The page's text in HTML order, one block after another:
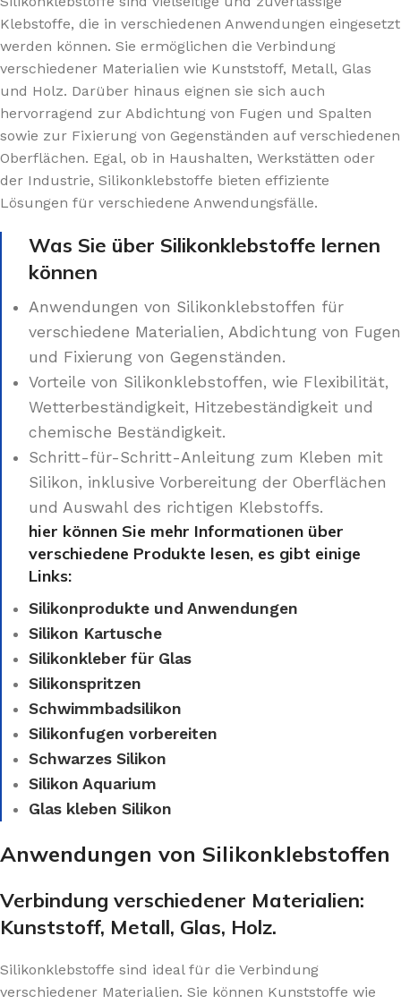
Klebstoffe, die in verschiedenen Anwendungen eingesetzt
werden können. Sie ermöglichen die Verbindung
verschiedener Materialien wie Kunststoff, Metall, Glas
und Holz. Darüber hinaus eignen sie sich auch
hervorragend zur Abdichtung von Fugen und Spalten
sowie zur Fixierung von Gegenständen auf verschiedenen
Oberflächen. Egal, ob in Haushalten, Werkstätten oder
der Industrie, Silikonklebstoffe bieten effiziente
Lösungen für verschiedene Anwendungsfälle.
Was Sie über Silikonklebstoffe lernen
können
Anwendungen von Silikonklebstoffen für
verschiedene Materialien, Abdichtung von Fugen
und Fixierung von Gegenständen.
Vorteile von Silikonklebstoffen, wie Flexibilität,
Wetterbeständigkeit, Hitzebeständigkeit und
chemische Beständigkeit.
Schritt-für-Schritt-Anleitung zum Kleben mit
Silikon, inklusive Vorbereitung der Oberflächen
und Auswahl des richtigen Klebstoffs.
hier können Sie mehr Informationen über
verschiedene Produkte lesen, es gibt einige
Links:
Silikonprodukte und Anwendungen
Silikon Kartusche
Silikonkleber für Glas
Silikonspritzen
Schwimmbadsilikon
Silikonfugen vorbereiten
Schwarzes Silikon
Silikon Aquarium
Glas kleben Silikon
Anwendungen von Silikonklebstoffen
Verbindung verschiedener Materialien:
Kunststoff, Metall, Glas, Holz.
Silikonklebstoffe sind ideal für die Verbindung
verschiedener Materialien. Sie können Kunststoffe wie